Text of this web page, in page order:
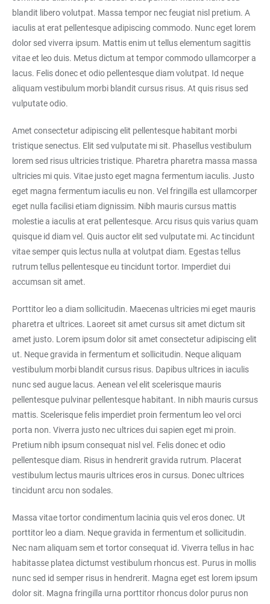
blandit libero volutpat. Massa tempor nec feugiat nisl pretium. A
iaculis at erat pellentesque adipiscing commodo. Nunc eget lorem
dolor sed viverra ipsum. Mattis enim ut tellus elementum sagittis
vitae et leo duis. Metus dictum at tempor commodo ullamcorper a
lacus. Felis donec et odio pellentesque diam volutpat. Id neque
aliquam vestibulum morbi blandit cursus risus. At quis risus sed
vulputate odio.
Amet consectetur adipiscing elit pellentesque habitant morbi
tristique senectus. Elit sed vulputate mi sit. Phasellus vestibulum
lorem sed risus ultricies tristique. Pharetra pharetra massa massa
ultricies mi quis. Vitae justo eget magna fermentum iaculis. Justo
eget magna fermentum iaculis eu non. Vel fringilla est ullamcorper
eget nulla facilisi etiam dignissim. Nibh mauris cursus mattis
molestie a iaculis at erat pellentesque. Arcu risus quis varius quam
quisque id diam vel. Quis auctor elit sed vulputate mi. Ac tincidunt
vitae semper quis lectus nulla at volutpat diam. Egestas tellus
rutrum tellus pellentesque eu tincidunt tortor. Imperdiet dui
accumsan sit amet.
Porttitor leo a diam sollicitudin. Maecenas ultricies mi eget mauris
pharetra et ultrices. Laoreet sit amet cursus sit amet dictum sit
amet justo. Lorem ipsum dolor sit amet consectetur adipiscing elit
ut. Neque gravida in fermentum et sollicitudin. Neque aliquam
vestibulum morbi blandit cursus risus. Dapibus ultrices in iaculis
nunc sed augue lacus. Aenean vel elit scelerisque mauris
pellentesque pulvinar pellentesque habitant. In nibh mauris cursus
mattis. Scelerisque felis imperdiet proin fermentum leo vel orci
porta non. Viverra justo nec ultrices dui sapien eget mi proin.
Pretium nibh ipsum consequat nisl vel. Felis donec et odio
pellentesque diam. Risus in hendrerit gravida rutrum. Placerat
vestibulum lectus mauris ultrices eros in cursus. Donec ultrices
tincidunt arcu non sodales.
Massa vitae tortor condimentum lacinia quis vel eros donec. Ut
porttitor leo a diam. Neque gravida in fermentum et sollicitudin.
Nec nam aliquam sem et tortor consequat id. Viverra tellus in hac
habitasse platea dictumst vestibulum rhoncus est. Purus in mollis
nunc sed id semper risus in hendrerit. Magna eget est lorem ipsum
dolor sit. Magna fringilla urna porttitor rhoncus dolor purus non